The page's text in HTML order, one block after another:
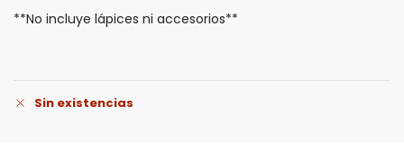
**No incluye lápices ni accesorios**
Sin existencias